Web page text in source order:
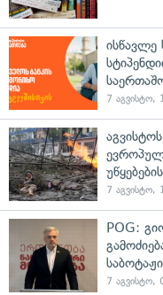
ისწავლე
7 აგვისტო,
7 აგვისტო,
POG:
7 აგვისტო,